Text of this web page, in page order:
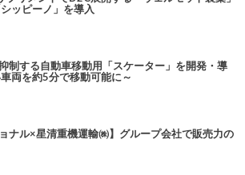
ッピーノ」を導入
制する自動車移動用「スケーター」を開発・導
両を約5分で移動可能に～
ナル×星清重機運輸㈱】グループ会社で販売力の